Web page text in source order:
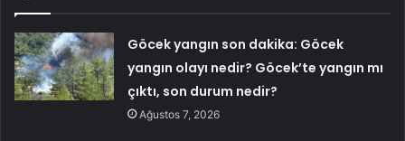
Göcek yangın son dakika: Göcek
yangın olayı nedir? Göcek’te yangın mı
çıktı, son durum nedir?
Ağustos 7, 2026